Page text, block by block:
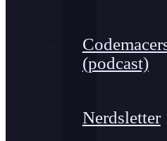
(podcast)
Nerdsletter